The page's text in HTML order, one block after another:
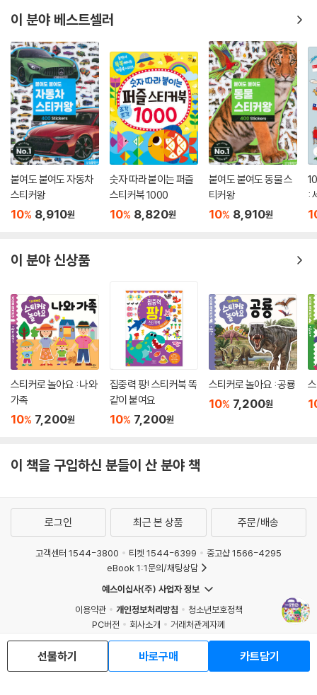
이 분야 베스트셀러
붙여도 붙여도 자동차
스티커왕
10% 8,910원
숫자 따라 붙이는 퍼즐
스티커북 1000
10% 8,820원
붙여도 붙여도 동물 스
티커왕
10% 8,910원
:
이 분야 신상품
스티커로 놀아요 : 나와
가족
10% 7,200원
집중력 팡! 스티커북 똑
같이 붙여요
10% 7,200원
스티커로 놀아요 : 공룡
10% 7,200원
이 책을 구입하신 분들이 산 분야 책
선물하기 바로구매 카트담기
로그인 최근 본 상품 주문/배송
고객센터 1544-3800 티켓 1544-6399
중고샵 1566-4295
eBook 1:1문의/채팅상담
예스이십사(주) 사업자 정보
이용약관
개인정보처리방침
청소년보호정책
PC버전
회사소개
거래처관계자께
도서홍보
광고
Copyright © YES24 Corp. All Rights Reserved.
MATOM16